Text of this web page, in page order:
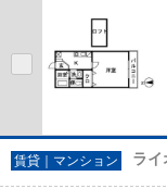
賃貸｜マンション ライ